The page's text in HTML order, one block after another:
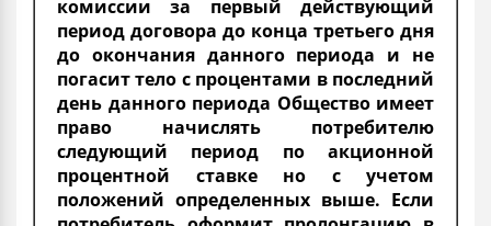
комиссии за первый действующий
период договора до конца третьего дня
до окончания данного периода и не
погасит тело с процентами в последний
день данного периода Общество имеет
право начислять потребителю
следующий период по акционной
процентной ставке но с учетом
положений определенных выше. Если